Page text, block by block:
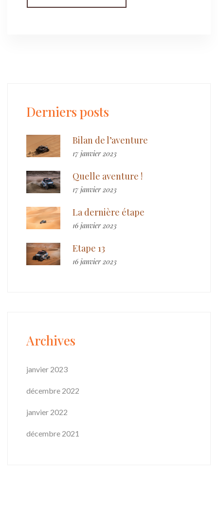
Derniers posts
Bilan de l’aventure
17 janvier 2023
Quelle aventure !
17 janvier 2023
La dernière étape
16 janvier 2023
Etape 13
16 janvier 2023
Archives
janvier 2023
décembre 2022
janvier 2022
décembre 2021